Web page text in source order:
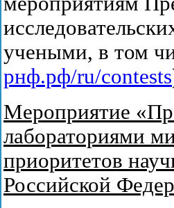
учеными, в том
рнф.рф/ru/contests
Мероприятие
лабораториями
приоритетов
Российской